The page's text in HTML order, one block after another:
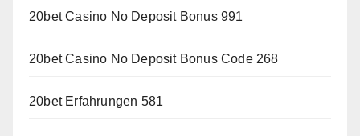
20bet Casino No Deposit Bonus 991
20bet Casino No Deposit Bonus Code 268
20bet Erfahrungen 581